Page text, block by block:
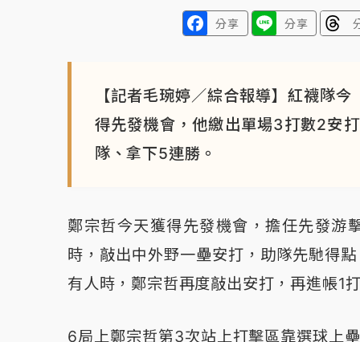
分享 分享
【記者毛琬婷／綜合報導】紅襪隊
得先發機會，他繳出單場3打數2安
隊、拿下5連勝。
鄭宗哲今天獲得先發機會，擔任先發游
時，敲出中外野一壘安打，助隊先馳得
有人時，鄭宗哲再度敲出安打，再進帳1
6局上鄭宗哲第3次站上打擊區靠選球上